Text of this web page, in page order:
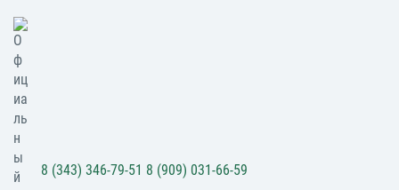
8 (343) 346-79-51 8 (909) 031-66-59